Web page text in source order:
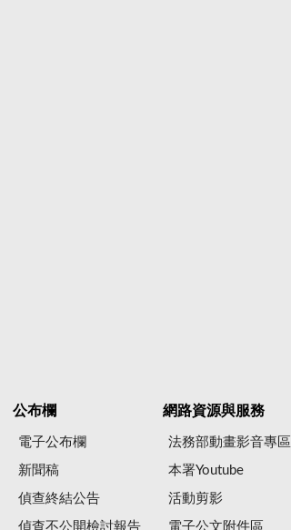
公布欄
電子公布欄
新聞稿
偵查終結公告
偵查不公開檢討報告
網路資源與服務
法務部動畫影音專區
本署Youtube
活動剪影
電子公文附件區